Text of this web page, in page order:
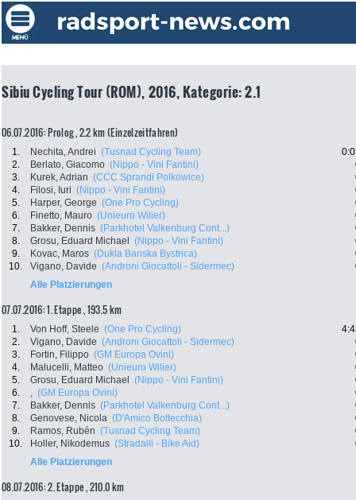
Sibiu Cycling Tour (ROM), 2016, Kategorie: 2.1
06.07.2016: Prolog , 2.2 km (Einzelzeitfahren)
1. Nechita, Andrei (Tusnad Cycling Team)
2.
Berlato, Giacomo (Nippo - Vini Fantini)
3.
Kurek, Adrian (CCC Sprandi Polkowice)
4.
Filosi, Iuri (Nippo - Vini Fantini)
5.
Harper, George (One Pro Cycling)
6.
Finetto, Mauro (Unieuro Wilier)
7.
Bakker, Dennis (Parkhotel Valkenburg Cont...)
8.
Grosu, Eduard Michael (Nippo - Vini Fantini)
9.
Kovac, Maros (Dukla Banska Bystrica)
10.
Vigano, Davide (Androni Giocattoli - Sidermec)
Alle Platzierungen
07.07.2016: 1. Etappe , 193.5 km
1. Von Hoff, Steele (One Pro Cycling)
2.
Vigano, Davide (Androni Giocattoli - Sidermec)
3.
Fortin, Filippo (GM Europa Ovini)
4.
Malucelli, Matteo (Unieuro Wilier)
5.
Grosu, Eduard Michael (Nippo - Vini Fantini)
6.
, (GM Europa Ovini)
7.
Bakker, Dennis (Parkhotel Valkenburg Cont...)
8.
Genovese, Nicola (D'Amico Bottecchia)
9.
Ramos, Rubén (Tusnad Cycling Team)
10.
Holler, Nikodemus (Stradalli - Bike Aid)
Alle Platzierungen
08.07.2016: 2. Etappe , 210.0 km